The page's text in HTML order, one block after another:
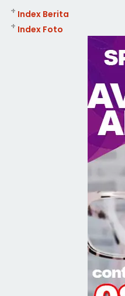
Index Berita
+
Index Foto
+